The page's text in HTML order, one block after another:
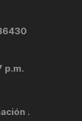
p.m.
.